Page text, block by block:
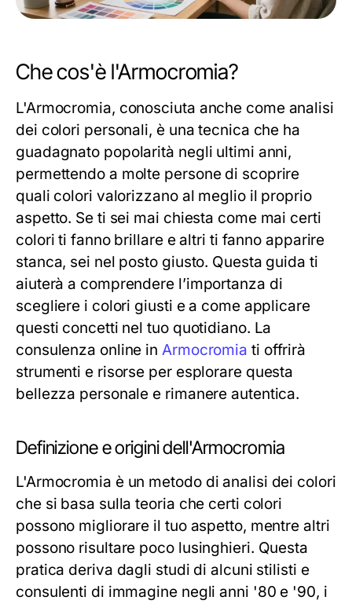
Che cos'è l'Armocromia?
L'Armocromia, conosciuta anche come analisi
dei colori personali, è una tecnica che ha
guadagnato popolarità negli ultimi anni,
permettendo a molte persone di scoprire
quali colori valorizzano al meglio il proprio
aspetto. Se ti sei mai chiesta come mai certi
colori ti fanno brillare e altri ti fanno apparire
stanca, sei nel posto giusto. Questa guida ti
aiuterà a comprendere l’importanza di
scegliere i colori giusti e a come applicare
questi concetti nel tuo quotidiano. La
consulenza online inArmocromia ti offrirà
strumenti e risorse per esplorare questa
bellezza personale e rimanere autentica.
Definizione e origini dell'Armocromia
L'Armocromia è un metodo di analisi dei colori
che si basa sulla teoria che certi colori
possono migliorare il tuo aspetto, mentre altri
possono risultare poco lusinghieri. Questa
pratica deriva dagli studi di alcuni stilisti e
consulenti di immagine negli anni '80 e '90, i